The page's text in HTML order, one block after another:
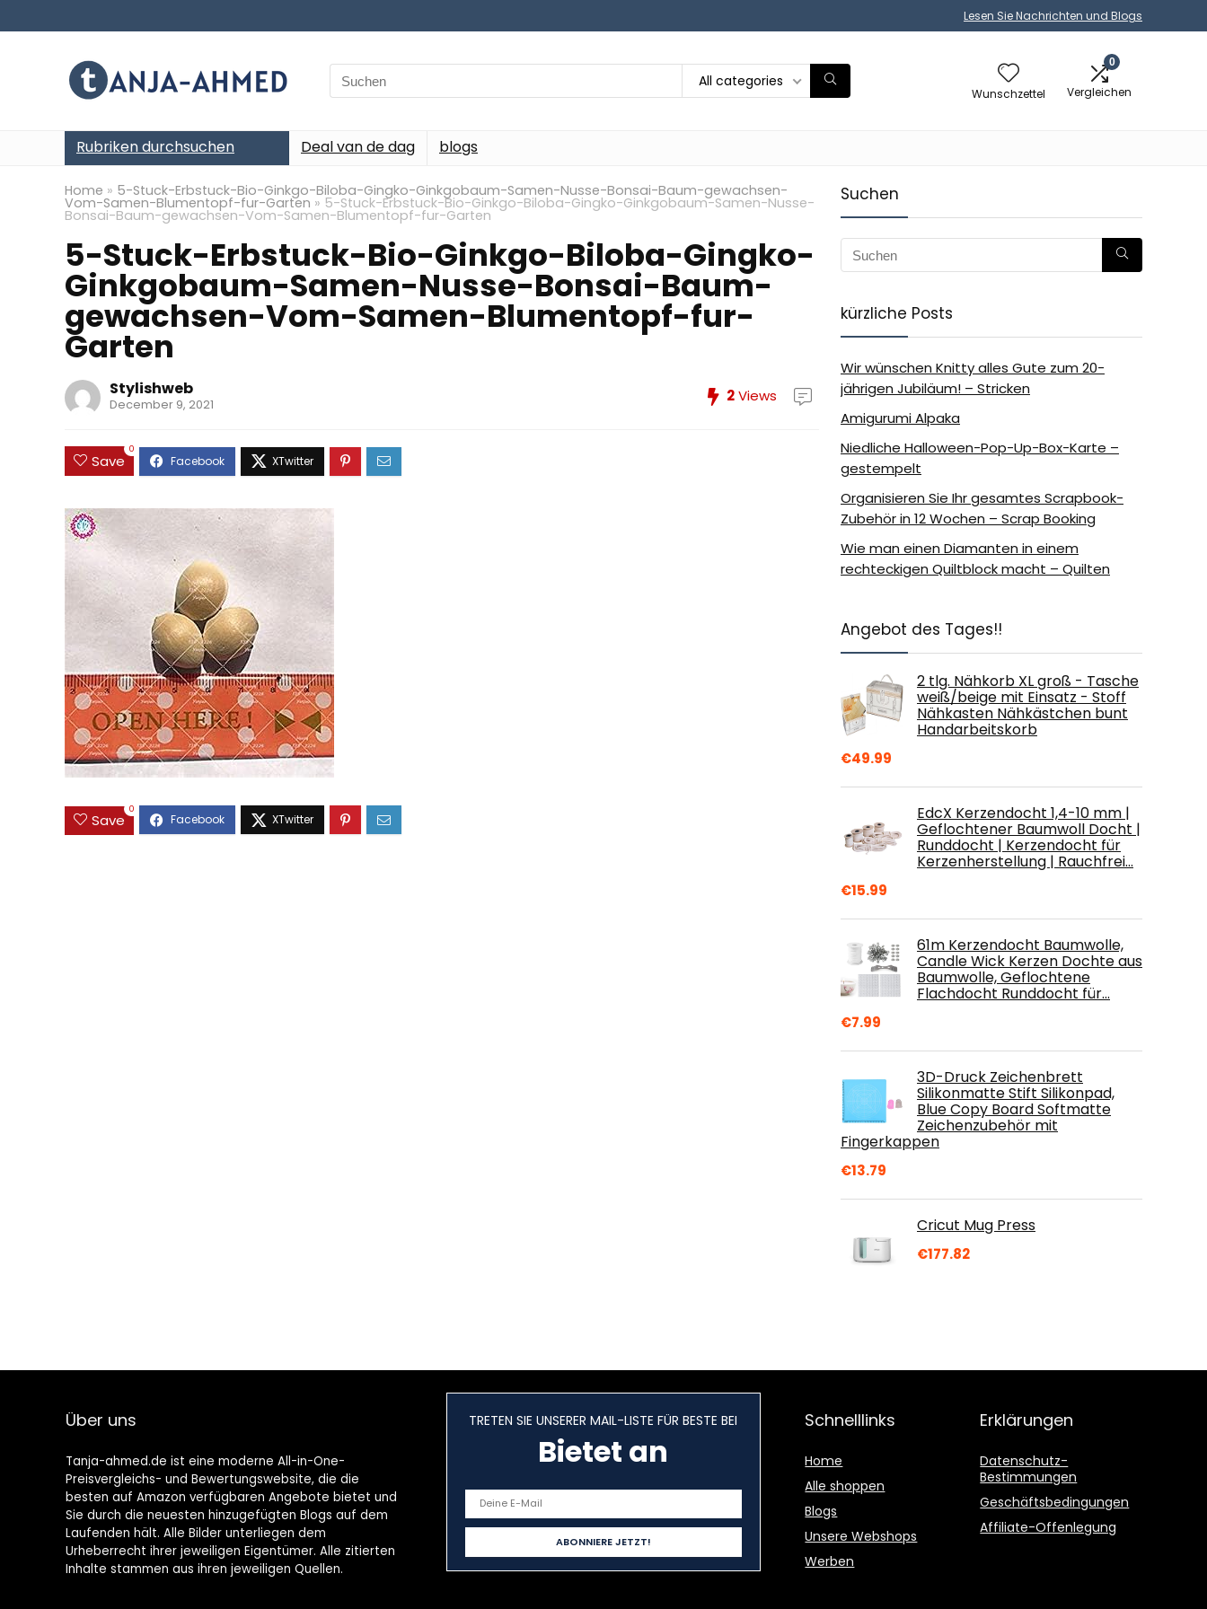
Lesen Sie Nachrichten und Blogs
Search
for:
All categories
Wunschzettel
0
Vergleichen
Rubriken durchsuchen Deal van de dag blogs
Home » 5-Stuck-Erbstuck-Bio-Ginkgo-Biloba-Gingko-Ginkgobaum-Samen-Nusse-Bonsai-Baum-gewachsen-
Vom-Samen-Blumentopf-fur-Garten » 5-Stuck-Erbstuck-Bio-Ginkgo-Biloba-Gingko-Ginkgobaum-Samen-Nusse-
Bonsai-Baum-gewachsen-Vom-Samen-Blumentopf-fur-Garten
5-Stuck-Erbstuck-Bio-Ginkgo-Biloba-Gingko-
Ginkgobaum-Samen-Nusse-Bonsai-Baum-
gewachsen-Vom-Samen-Blumentopf-fur-
Garten
Stylishweb
December 9, 2021 2Views
Save
0
Save
0
Suchen
kürzliche Posts
Wir wünschen Knitty alles Gute zum 20-
jährigen Jubiläum! – Stricken
Amigurumi Alpaka
Niedliche Halloween-Pop-Up-Box-Karte –
gestempelt
Organisieren Sie Ihr gesamtes Scrapbook-
Zubehör in 12 Wochen – Scrap Booking
Wie man einen Diamanten in einem
rechteckigen Quiltblock macht – Quilten
Angebot des Tages!!
2 tlg. Nähkorb XL groß - Tasche
weiß/beige mit Einsatz - Stoff
Nähkasten Nähkästchen bunt
Handarbeitskorb
€49.99
EdcX Kerzendocht 1,4-10 mm |
Geflochtener Baumwoll Docht |
Runddocht | Kerzendocht für
Kerzenherstellung | Rauchfrei…
€15.99
61m Kerzendocht Baumwolle,
Candle Wick Kerzen Dochte aus
Baumwolle, Geflochtene
Flachdocht Runddocht für…
€7.99
3D-Druck Zeichenbrett
Silikonmatte Stift Silikonpad,
Blue Copy Board Softmatte
Zeichenzubehör mit
Fingerkappen
€13.79
Cricut Mug Press
€177.82
Über uns
Tanja-ahmed.de ist eine moderne All-in-One-
Preisvergleichs- und Bewertungswebsite, die die
besten auf Amazon verfügbaren Angebote bietet und
Sie durch die neuesten hinzugefügten Blogs auf dem
Laufenden hält. Alle Bilder unterliegen dem
Urheberrecht ihrer jeweiligen Eigentümer. Alle zitierten
Inhalte stammen aus ihren jeweiligen Quellen.
TRETEN SIE UNSERER MAIL-LISTE FÜR BESTE BEI
Bietet an
Schnelllinks
Home
Alle shoppen
Blogs
Unsere Webshops
Werben
Erklärungen
Datenschutz-
Bestimmungen
Geschäftsbedingungen
Affiliate-Offenlegung